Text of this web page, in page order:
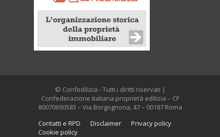
© Confedilizia - Tutti i diritti riservati |
Confederazione italiana proprietà edilizia – CF
80070690583 – Via Borgognona, 47 – 00187 Roma
Contatti e RPD
Disclaimer
Privacy policy
Cookie policy